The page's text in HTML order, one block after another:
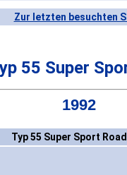
Zur letzten besuchten
55 Super
1992
Typ 55 Super Sport